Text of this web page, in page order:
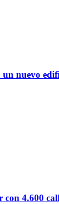
un nuevo
con 4.600